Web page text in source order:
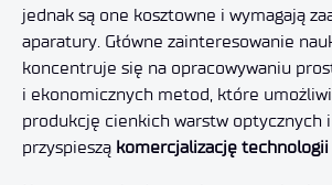
jednak są one kosztowne i wymagają
aparatury. Główne zainteresowanie
koncentruje się na opracowywaniu
i ekonomicznych metod, które
produkcję cienkich warstw optycznych
przyspieszą komercjalizację